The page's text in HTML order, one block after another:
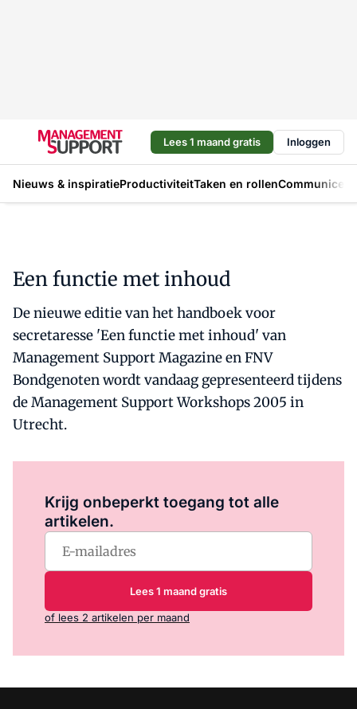
Lees 1 maand gratis Inloggen
Nieuws & inspiratieProductiviteitTaken en rollen
Een functie met inhoud
De nieuwe editie van het handboek voor
secretaresse 'Een functie met inhoud' van
Management Support Magazine en FNV
Bondgenoten wordt vandaag gepresenteerd tijdens
de Management Support Workshops 2005 in
Utrecht.
Krijg onbeperkt toegang tot alle
artikelen.
Lees 1 maand gratis
of lees 2 artikelen per maand